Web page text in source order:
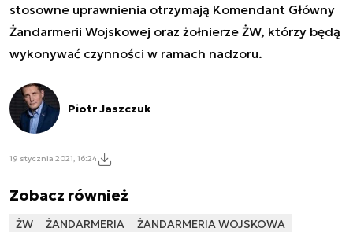
stosowne uprawnienia otrzymają Komendant Główny
Żandarmerii Wojskowej oraz żołnierze ŻW, którzy będą
wykonywać czynności w ramach nadzoru.
Piotr Jaszczuk
19 stycznia 2021, 16:24
Zobacz również
ŻW ŻANDARMERIA
ŻANDARMERIA WOJSKOWA